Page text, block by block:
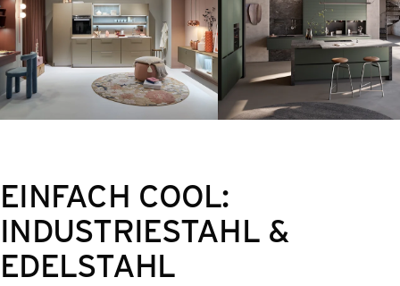
EINFACH COOL:
INDUSTRIESTAHL &
EDELSTAHL